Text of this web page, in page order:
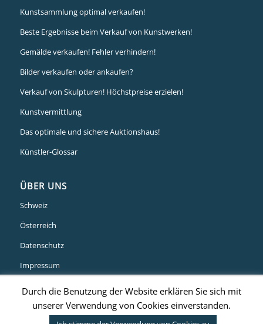
Kunstsammlung optimal verkaufen!
Beste Ergebnisse beim Verkauf von Kunstwerken!
Gemälde verkaufen! Fehler verhindern!
Bilder verkaufen oder ankaufen?
Verkauf von Skulpturen! Höchstpreise erzielen!
Kunstvermittlung
Das optimale und sichere Auktionshaus!
Künstler-Glossar
ÜBER UNS
Schweiz
Österreich
Datenschutz
Impressum
© Art von Wert | Stammheimer Str. 10 – 12 | 50735 Köln | Tel. +49 (0)221
Durch die Benutzung der Website erklären Sie sich mit
unserer Verwendung von Cookies einverstanden.